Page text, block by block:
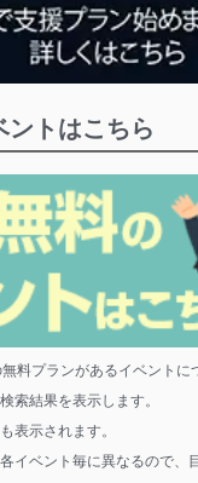
ントはこちら
料プランがあるイベントに
索結果を表示します。
表示されます。
イベント毎に異なるので、